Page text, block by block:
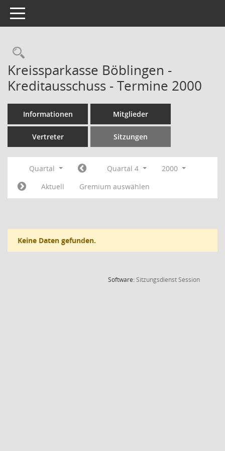
Toggle navigation
Rechercheauswahl
Kreissparkasse Böblingen -
Kreditausschuss - Termine 2000
Informationen Mitglieder
Vertreter Sitzungen
Quartal Quartal 4
2000
Aktuell
Gremium auswählen
Keine Daten gefunden.
Software:SitzungsdienstSession(Wird in